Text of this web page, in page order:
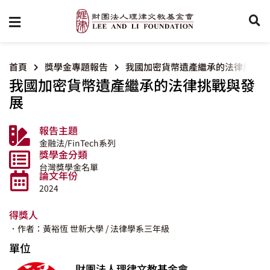
首頁 獎學金專題報告 我國加密貨幣遺產繼承的法律挑戰
我國加密貨幣遺產繼承的法律挑戰與發
展
報告主題
金融法/FinTech系列
獎學金分類
台灣獎學金名單
論文年份
2024
得獎人
．作者：黃裕恆世新大學 / 法律學系三年級
單位